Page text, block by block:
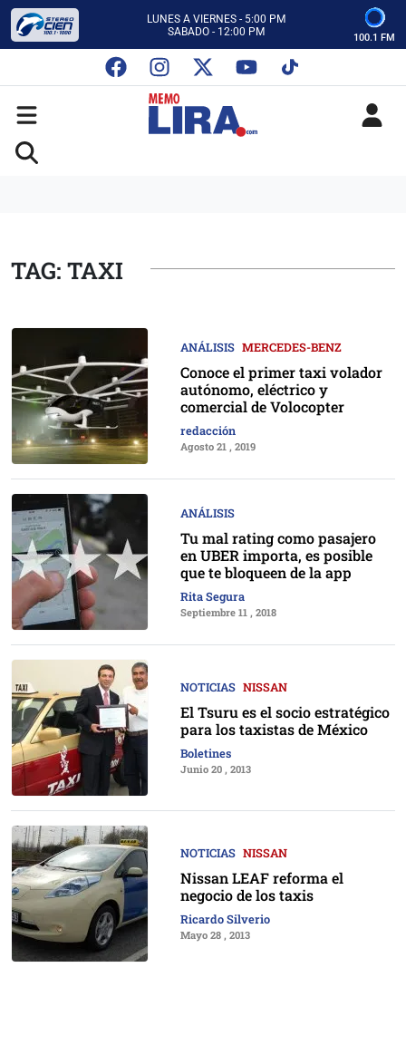
LUNES A VIERNES - 5:00 PM
SABADO - 12:00 PM
CON MEMO LIRA Y SU EQUIPO
LUNES A VIERNES - 5:00 PM
SABADO - 12:00 PM
100.1 FM
TAG: TAXI
ANÁLISIS MERCEDES-BENZ
Conoce el primer taxi volador
autónomo, eléctrico y
comercial de Volocopter
redacción
Agosto 21 , 2019
ANÁLISIS
Tu mal rating como pasajero
en UBER importa, es posible
que te bloqueen de la app
Rita Segura
Septiembre 11 , 2018
NOTICIAS NISSAN
El Tsuru es el socio estratégico
para los taxistas de México
Boletines
Junio 20 , 2013
NOTICIAS NISSAN
Nissan LEAF reforma el
negocio de los taxis
Ricardo Silverio
Mayo 28 , 2013